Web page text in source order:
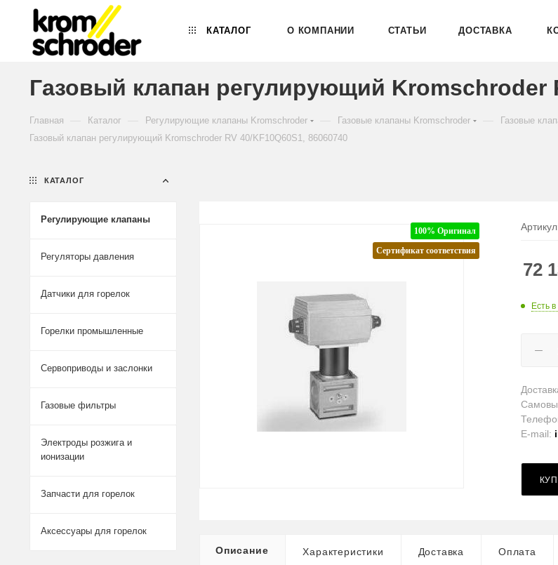
КАТАЛОГ О КОМПАНИИ СТАТЬИ ДОСТАВКА
Газовый клапан регулирующий Kromschroder
Главная Каталог Регулирующие клапаны Kromschroder Газовые клапаны Kromschroder Газовые
Газовый клапан регулирующий Kromschroder RV 40/KF10Q60S1, 86060740
100% Оригинал
Сертификат соответствия
72
Есть
E-mail:
Описание Характеристики Доставка Оплата
КАТАЛОГ
Регулирующие клапаны
Регуляторы давления
Датчики для горелок
Горелки промышленные
Сервоприводы и заслонки
Газовые фильтры
Электроды розжига и
ионизации
Запчасти для горелок
Аксессуары для горелок